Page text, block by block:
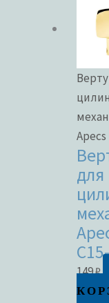
Apecs
для
149₽